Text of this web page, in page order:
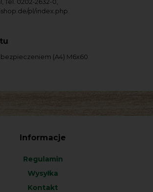
pl/index.php
(A4) M6x60
Informacje
Regulamin
Wysyłka
Kontakt